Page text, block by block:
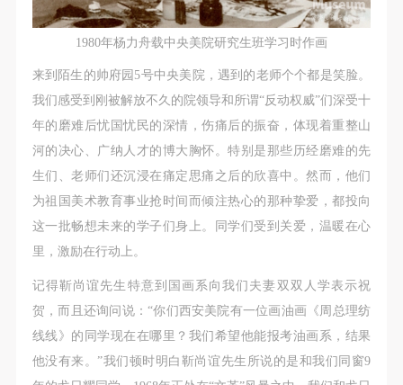
1980年杨力舟载中央美院研究生班学习时作画
来到陌生的帅府园5号中央美院，遇到的老师个个都是笑脸。
我们感受到刚被解放不久的院领导和所谓“反动权威”们深受十
年的磨难后忧国忧民的深情，伤痛后的振奋，体现着重整山
河的决心、广纳人才的博大胸怀。特别是那些历经磨难的先
生们、老师们还沉浸在痛定思痛之后的欣喜中。然而，他们
为祖国美术教育事业抢时间而倾注热心的那种挚爱，都投向
这一批畅想未来的学子们身上。同学们受到关爱，温暖在心
里，激励在行动上。
记得靳尚谊先生特意到国画系向我们夫妻双双人学表示祝
贺，而且还询问说：“你们西安美院有一位画油画《周总理纺
线线》的同学现在在哪里？我们希望他能报考油画系，结果
他没有来。”我们顿时明白靳尚谊先生所说的是和我们同窗9
容包括：①中央美术学院美术馆②中央美术学院校园
内○3由中央美术学院公共教育部策划或执行的一切活
动。
（2）、使用形式 用于中央美术学院图书出版、销售
附带光盘及宣传资料。
（3）、使用地域范围
适用地域范围包括国内和国外。
使用肖像的媒介限于不损害甲方肖像权的任何媒介
（如杂志、网络等）。
三、肖像权使用期限
四、许可使用费用
带有甲方肖像作品的拍摄费用由乙方承担。
乙方于拍摄完带有甲方肖像的作品无需支付甲方任何
费用。
容包括：①中央美术学院美术馆②中央美术学院校园
内○3由中央美术学院公共教育部策划或执行的一切活
动。
（2）、使用形式 用于中央美术学院图书出版、销售
附带光盘及宣传资料。
（3）、使用地域范围
适用地域范围包括国内和国外。
使用肖像的媒介限于不损害甲方肖像权的任何媒介
（如杂志、网络等）。
三、肖像权使用期限
四、许可使用费用
带有甲方肖像作品的拍摄费用由乙方承担。
乙方于拍摄完带有甲方肖像的作品无需支付甲方任何
费用。
容包括：①中央美术学院美术馆②中央美术学院校园
内○3由中央美术学院公共教育部策划或执行的一切活
动。
（2）、使用形式 用于中央美术学院图书出版、销售
附带光盘及宣传资料。
（3）、使用地域范围
适用地域范围包括国内和国外。
使用肖像的媒介限于不损害甲方肖像权的任何媒介
（如杂志、网络等）。
三、肖像权使用期限
四、许可使用费用
带有甲方肖像作品的拍摄费用由乙方承担。
乙方于拍摄完带有甲方肖像的作品无需支付甲方任何
费用。